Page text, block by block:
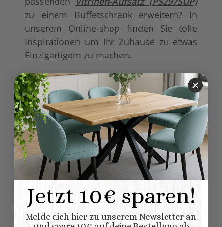
zu einem Buffetschrank erweitern? In
unserem Online-shop finden Sie tolle
Inspirationen um Ihr Zuhause zu etwas
Einzigartigem zu machen.
Produkteigenschaft
Wert
Lieferung: aufgebaut
Plattenoberseite
:
Eichenplatte
Ausstattung:
Schublade/-n
Holztür/-en
Möbel
Lieferung:
Möbel wird aufgebaut
geliefert
Innenausstattun
g:
mit Fachboden
Eiche
Jetzt 10€ sparen!
Melde dich hier zu unserem Newsletter an